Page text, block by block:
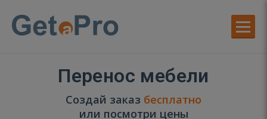
Перенос мебели
Создай заказ бесплатно
или посмотри цены